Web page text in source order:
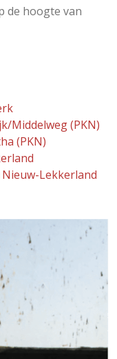
de hoogte van
Middelweg (PKN)
(PKN)
Lekkerland